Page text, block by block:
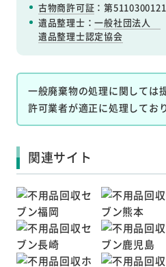
古物商許可証 ：第
遺品整理士：一般社団法人
遺品整理士認定協会
一般廃棄物の処理に関しては
許可業者が適正に処理してお
関連サイト